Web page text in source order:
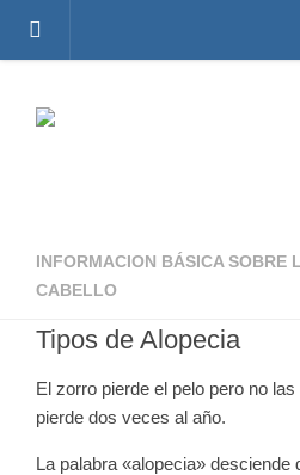
Foro de Alopecia
Crear una cuenta
Identificarse
Registro de doctores y clínicas
Fotos de antes y después de los
Sobre Recuperarelpelo.com
INFORMACION BÁSICA SOBRE
CABELLO
Tipos de Alopecia
El zorro pierde el pelo pero no
pierde dos veces al año.
La palabra «alopecia» desciende